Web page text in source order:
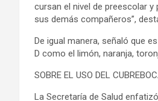
cursan el nivel de preescolar
sus demás compañeros”,
De igual manera, señaló que
D como el limón, naranja,
SOBRE EL USO DEL
La Secretaría de Salud